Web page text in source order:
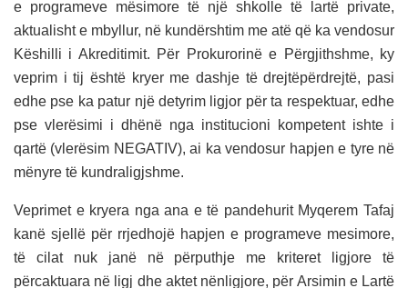
e programeve mësimore të një shkolle të lartë private,
aktualisht e mbyllur, në kundërshtim me atë që ka vendosur
Këshilli i Akreditimit. Për Prokurorinë e Përgjithshme, ky
veprim i tij është kryer me dashje të drejtëpërdrejtë, pasi
edhe pse ka patur një detyrim ligjor për ta respektuar, edhe
pse vlerësimi i dhënë nga institucioni kompetent ishte i
qartë (vlerësim NEGATIV), ai ka vendosur hapjen e tyre në
mënyre të kundraligjshme.
Veprimet e kryera nga ana e të pandehurit Myqerem Tafaj
kanë sjellë për rrjedhojë hapjen e programeve mesimore,
të cilat nuk janë në përputhje me kriteret ligjore të
përcaktuara në ligj dhe aktet nënligjore, për Arsimin e Lartë